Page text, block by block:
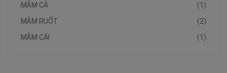
(1)
MẮM CÁ
(2)
MẮM RUỐT
(1)
MẮM CÁI